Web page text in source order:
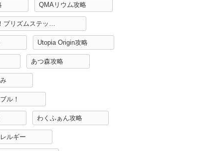
QMAリウム攻略
Utopia Origin攻略
あつ森攻略
ル！
わくふぁん攻略
ルギー